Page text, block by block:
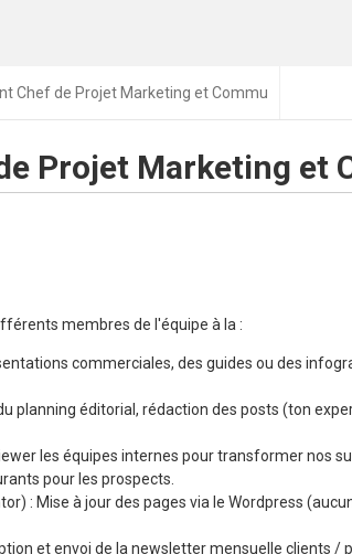
Chef de Projet Marketing et Commu
Projet Marketing et
membres de l'équipe à la :
commerciales, des guides ou des
planning éditorial, rédaction des posts (ton
les équipes internes pour transformer nos
pour les prospects.
: Mise à jour des pages via le Wordpress
et envoi de la newsletter mensuelle clients /